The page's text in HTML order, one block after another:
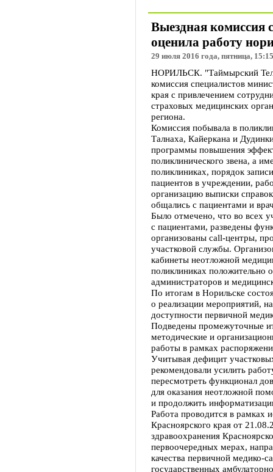
Выездная комиссия
оценила работу
29 июля 2016 года, пятница, 15:15
НОРИЛЬСК. "Таймырский
комиссия специалистов
края с привлечением
страховых медицинских
региона.
Комиссия побывала в
Талнаха, Кайеркана и
программы повышения
поликлинического звена, а
поликлиниках, порядок
пациентов в учреждении,
организацию выписки
общались с пациентами и
Было отмечено, что во всех
с пациентами, разведены
организованы call-центры,
участковой службы.
кабинеты неотложной
поликлиниках положительно
администраторов и
По итогам в Норильске
о реализации мероприятий,
доступности первичной
Подведены промежуточные
методические и
работы в рамках
Учитывая дефицит
рекомендовали усилить
пересмотреть функционал
для оказания неотложной
и продолжить
Работа проводится в рамках
Красноярского края от
здравоохранения
первоочередных мерах,
качества первичной медико-
государственных